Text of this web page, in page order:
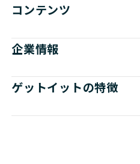
コンテンツ
企業情報
ゲットイットの特徴